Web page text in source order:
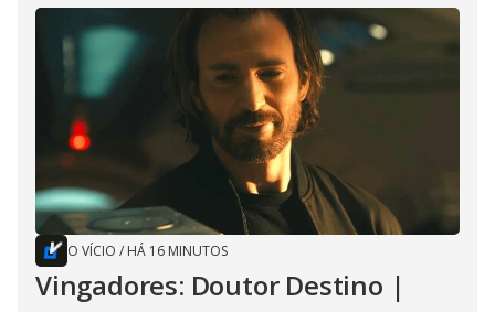
O VÍCIO / HÁ 16 MINUTOS
Vingadores: Doutor Destino |